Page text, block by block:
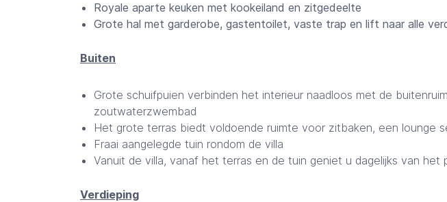
Royale aparte keuken met kookeiland en zitgedeelte
Grote hal met garderobe, gastentoilet, vaste trap en lift naar alle
Buiten
Grote schuifpuien verbinden het interieur naadloos met de
zoutwaterzwembad
Het grote terras biedt voldoende ruimte voor zitbaken, een lounge
Fraai aangelegde tuin rondom de villa
Vanuit de villa, vanaf het terras en de tuin geniet u dagelijks van
Verdieping